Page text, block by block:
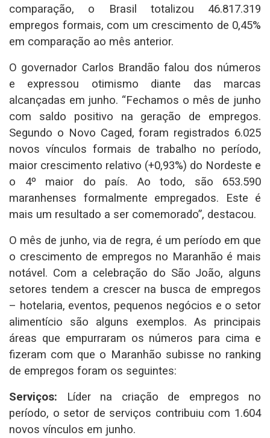
comparação, o Brasil totalizou 46.817.319
empregos formais, com um crescimento de 0,45%
em comparação ao mês anterior.
O governador Carlos Brandão falou dos números
e expressou otimismo diante das marcas
alcançadas em junho. “Fechamos o mês de junho
com saldo positivo na geração de empregos.
Segundo o Novo Caged, foram registrados 6.025
novos vínculos formais de trabalho no período,
maior crescimento relativo (+0,93%) do Nordeste e
o 4º maior do país. Ao todo, são 653.590
maranhenses formalmente empregados. Este é
mais um resultado a ser comemorado”, destacou.
O mês de junho, via de regra, é um período em que
o crescimento de empregos no Maranhão é mais
notável. Com a celebração do São João, alguns
setores tendem a crescer na busca de empregos
– hotelaria, eventos, pequenos negócios e o setor
alimentício são alguns exemplos. As principais
áreas que empurraram os números para cima e
fizeram com que o Maranhão subisse no ranking
de empregos foram os seguintes:
Serviços: Líder na criação de empregos no
período, o setor de serviços contribuiu com 1.604
novos vínculos em junho.